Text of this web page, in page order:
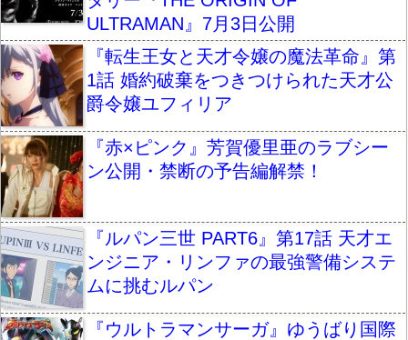
ULTRAMAN』7月3日公開
『転生王女と天才令嬢の魔法革命』第
1話 婚約破棄をつきつけられた天才公
爵令嬢ユフィリア
『赤×ピンク』芳賀優里亜のラブシー
ン公開・禁断の予告編解禁！
『ルパン三世 PART6』第17話 天才エ
ンジニア・リンファの最強警備システ
ムに挑むルパン
『ウルトラマンサーガ』ゆうばり国際